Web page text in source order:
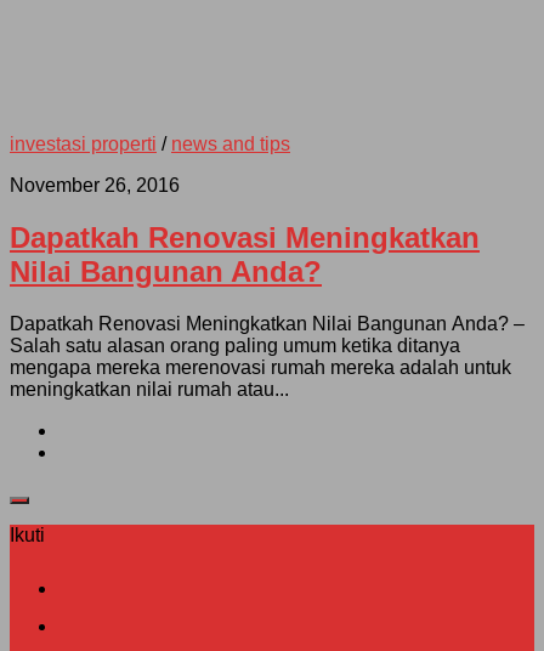
investasi properti / news and tips
November 26, 2016
Dapatkah Renovasi Meningkatkan
Nilai Bangunan Anda?
Dapatkah Renovasi Meningkatkan Nilai Bangunan Anda? –
Salah satu alasan orang paling umum ketika ditanya
mengapa mereka merenovasi rumah mereka adalah untuk
meningkatkan nilai rumah atau...
Ikuti